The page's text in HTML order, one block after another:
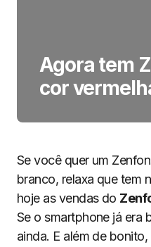
Agora tem
cor
Se você quer um
branco, relaxa que tem
hoje as vendas do
Se o smartphone já era
ainda. E além de